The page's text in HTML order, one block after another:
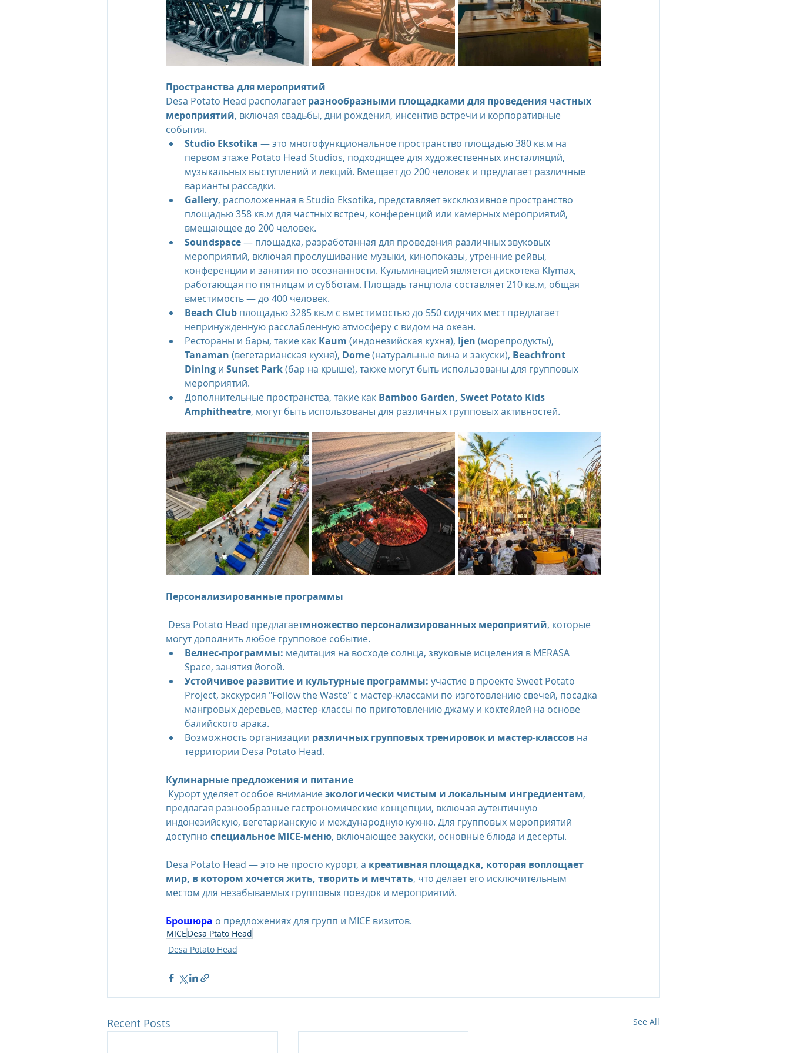
Пространства для мероприятий
Desa Potato Head располагает разнообразными площадками для проведения частных
мероприятий, включая свадьбы, дни рождения, инсентив встречи и корпоративные
события.
Studio Eksotika — это многофункциональное пространство площадью 380 кв.м на
первом этаже Potato Head Studios, подходящее для художественных инсталляций,
музыкальных выступлений и лекций. Вмещает до 200 человек и предлагает различные
варианты рассадки.
Gallery, расположенная в Studio Eksotika, представляет эксклюзивное пространство
площадью 358 кв.м для частных встреч, конференций или камерных мероприятий,
вмещающее до 200 человек.
Soundspace — площадка, разработанная для проведения различных звуковых
мероприятий, включая прослушивание музыки, кинопоказы, утренние рейвы,
конференции и занятия по осознанности. Кульминацией является дискотека Klymax,
работающая по пятницам и субботам. Площадь танцпола составляет 210 кв.м, общая
вместимость — до 400 человек.
Beach Club площадью 3285 кв.м с вместимостью до 550 сидячих мест предлагает
непринужденную расслабленную атмосферу с видом на океан.
Рестораны и бары, такие как Kaum (индонезийская кухня), Ijen (морепродукты),
Tanaman (вегетарианская кухня), Dome (натуральные вина и закуски), Beachfront
Dining и Sunset Park (бар на крыше), также могут быть использованы для групповых
мероприятий.
Дополнительные пространства, такие как Bamboo Garden, Sweet Potato Kids
Amphitheatre, могут быть использованы для различных групповых активностей.
Персонализированные программы
Desa Potato Head предлагаетмножество персонализированных мероприятий, которые
могут дополнить любое групповое событие.
Велнес-программы: медитация на восходе солнца, звуковые исцеления в MERASA
Space, занятия йогой.
Устойчивое развитие и культурные программы: участие в проекте Sweet Potato
Project, экскурсия "Follow the Waste" с мастер-классами по изготовлению свечей, посадка
мангровых деревьев, мастер-классы по приготовлению джаму и коктейлей на основе
балийского арака.
Возможность организации различных групповых тренировок и мастер-классов на
территории Desa Potato Head.
Кулинарные предложения и питание
Курорт уделяет особое внимание экологически чистым и локальным ингредиентам,
предлагая разнообразные гастрономические концепции, включая аутентичную
индонезийскую, вегетарианскую и международную кухню. Для групповых мероприятий
доступно специальное MICE-меню, включающее закуски, основные блюда и десерты.
Desa Potato Head — это не просто курорт, а креативная площадка, которая воплощает
мир, в котором хочется жить, творить и мечтать, что делает его исключительным
местом для незабываемых групповых поездок и мероприятий.
Брошюра о предложениях для групп и MICE визитов.
MICE Desa Ptato Head
Desa Potato Head
Recent Posts See All